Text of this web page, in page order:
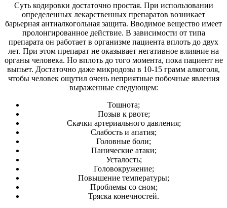
Суть кодировки достаточно простая. При использовании
определенных лекарственных препаратов возникает
барьерная антиалкогольная защита. Вводимое вещество имеет
пролонгированное действие. В зависимости от типа
препарата он работает в организме пациента вплоть до двух
лет. При этом препарат не оказывает негативное влияние на
органы человека. Но вплоть до того момента, пока пациент не
выпьет. Достаточно даже микродозы в 10-15 грамм алкоголя,
чтобы человек ощутил очень неприятные побочные явления
выраженные следующем:
Тошнота;
Позыв к рвоте;
Скачки артериального давления;
Слабость и апатия;
Головные боли;
Панические атаки;
Усталость;
Головокружение;
Повышение температуры;
Проблемы со сном;
Тряска конечностей.